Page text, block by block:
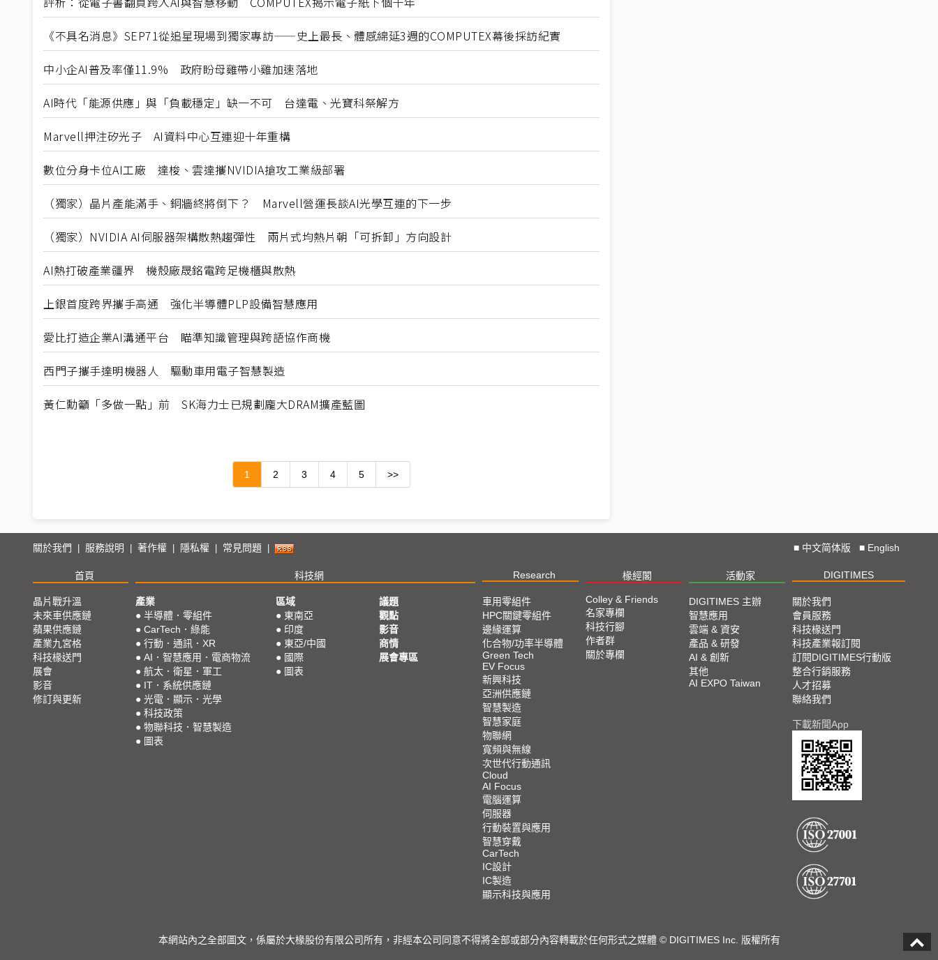
《不具名消息》SEP71從追星現場到獨家專訪——史上最長、體感綿延3週的COMPUTEX幕後採訪紀實
中小企AI普及率僅11.9% 政府盼母雞帶小雞加速落地
AI時代「能源供應」與「負載穩定」缺一不可 台達電、光寶科祭解方
Marvell押注矽光子 AI資料中心互連迎十年重構
數位分身卡位AI工廠 達梭、雲達攜NVIDIA搶攻工業級部署
（獨家）晶片產能滿手、銅牆終將倒下？ Marvell營運長談AI光學互連的下一步
（獨家）NVIDIA AI伺服器架構散熱趨彈性 兩片式均熱片朝「可拆卸」方向設計
AI熱打破產業疆界 機殼廠晟銘電跨足機櫃與散熱
上銀首度跨界攜手高通 強化半導體PLP設備智慧應用
愛比打造企業AI溝通平台 瞄準知識管理與跨語協作商機
西門子攜手達明機器人 驅動車用電子智慧製造
黃仁勳籲「多做一點」前 SK海力士已規劃龐大DRAM擴產藍圖
1 2 3 4 5 >>
關於我們 服務說明 著作權 隱私權 常見問題 ■ 中文简体版 ■ English
首頁 科技網 Research 椽經閣 活動家 DIGITIMES
晶片戰升溫
未來車供應鏈
蘋果供應鏈
產業九宮格
科技椽送門
展會
影音
修訂與更新
產業
● 半導體．零組件
● CarTech．綠能
● 行動．通訊．XR
● AI．智慧應用．電商物流
● 航太．衛星．軍工
● IT．系統供應鏈
● 光電．顯示．光學
● 科技政策
● 物聯科技．智慧製造
● 圖表
區域
● 東南亞
● 印度
● 東亞/中國
● 國際
● 圖表
議題
觀點
影音
商情
展會專區
車用零組件
HPC關鍵零組件
邊緣運算
化合物/功率半導體
Green Tech
EV Focus
新興科技
亞洲供應鏈
智慧製造
智慧家庭
物聯網
寬頻與無線
次世代行動通訊
Cloud
AI Focus
電腦運算
伺服器
行動裝置與應用
智慧穿戴
CarTech
IC設計
IC製造
顯示科技與應用
Colley & Friends
名家專欄
科技行腳
作者群
關於專欄
DIGITIMES 主辦
智慧應用
雲端 & 資安
產品 & 研發
AI & 創新
其他
AI EXPO Taiwan
關於我們
會員服務
科技椽送門
科技產業報訂閱
訂閱DIGITIMES行動版
整合行銷服務
人才招募
聯絡我們
下載新聞App
本網站內之全部圖文，係屬於大椽股份有限公司所有，非經本公司同意不得將全部或部分內容轉載於任何形式之媒體 © DIGITIMES Inc. 版權所有